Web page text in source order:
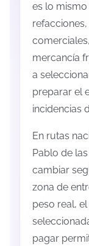
es lo
mercancía
a
preparar el
incidencias
En rutas
Pablo de
cambiar
zona de
peso real,
pagar